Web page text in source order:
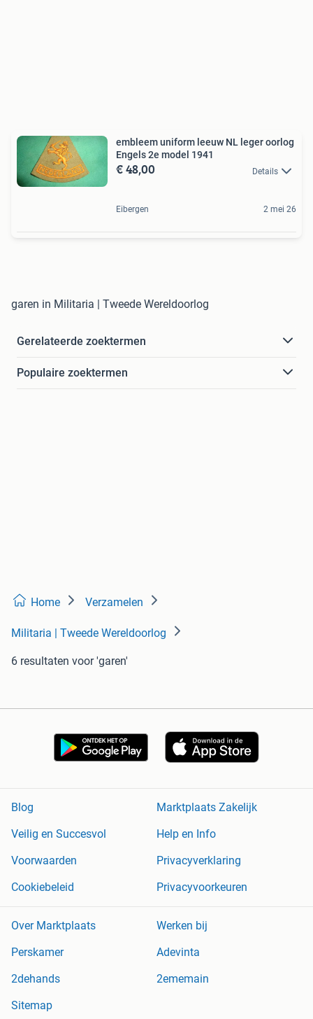
embleem uniform leeuw NL leger oorlog
Engels 2e model 1941
€ 48,00 Details
Eibergen 2 mei 26
garen in Militaria | Tweede Wereldoorlog
Gerelateerde zoektermen
Populaire zoektermen
Home Verzamelen
Militaria | Tweede Wereldoorlog
6 resultaten voor 'garen'
Blog
Marktplaats Zakelijk
Veilig en Succesvol
Help en Info
Voorwaarden
Privacyverklaring
Cookiebeleid
Privacyvoorkeuren
Over Marktplaats
Werken bij
Perskamer
Adevinta
2dehands
2ememain
Sitemap